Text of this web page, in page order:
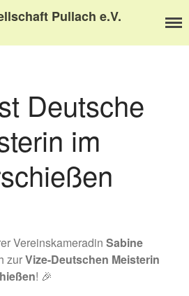
Aktuelles
Termine
Wir über uns
Unser Flyer
Vereinsabend
Vorstand
Pullach e.V.
Deutsche
im
Vereinskameradin Sabine
zurVize-Deutschen Meisterin
! 🎉